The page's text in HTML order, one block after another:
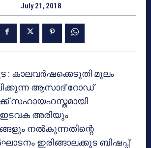
July 21, 2018
: കാലവര്‍ഷക്കെടുതി മൂലം
ആസാദ് റോഡ്
സഹായഹസ്തമായി
അരിയും
നല്‍കുന്നതിന്റെ
ഇരിങ്ങാലക്കുട ബിഷപ്പ്